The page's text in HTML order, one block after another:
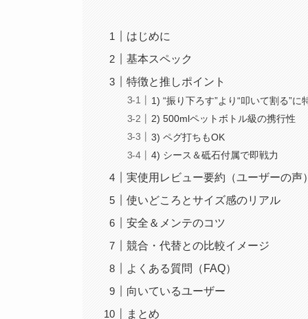
はじめに
基本スペック
特徴と推しポイント
1) “振り下ろす”より“叩いて割る”に
2) 500mlペットボトル級の携行性
3) ペグ打ちもOK
4) シース＆砥石付属で即戦力
実使用レビュー要約（ユーザーの声
使いどころとサイズ感のリアル
安全＆メンテのコツ
競合・代替との比較イメージ
よくある質問（FAQ）
向いているユーザー
まとめ